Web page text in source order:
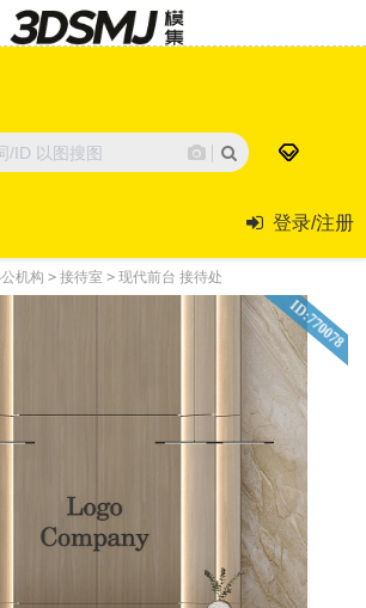
登录/注册
机构 > 接待室 > 现代前台 接待处
ID:770078